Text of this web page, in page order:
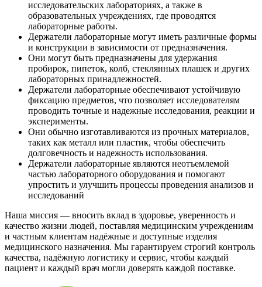
исследовательских лабораториях, а также в
образовательных учреждениях, где проводятся
лабораторные работы.
Держатели лабораторные могут иметь различные формы
и конструкции в зависимости от предназначения.
Они могут быть предназначены для удержания
пробирок, пипеток, колб, стеклянных плашек и других
лабораторных принадлежностей.
Держатели лабораторные обеспечивают устойчивую
фиксацию предметов, что позволяет исследователям
проводить точные и надежные исследования, реакции и
эксперименты.
Они обычно изготавливаются из прочных материалов,
таких как металл или пластик, чтобы обеспечить
долговечность и надежность использования.
Держатели лабораторные являются неотъемлемой
частью лабораторного оборудования и помогают
упростить и улучшить процессы проведения анализов и
исследований
Наша миссия — вносить вклад в здоровье, уверенность и
качество жизни людей, поставляя медицинским учреждениям
и частным клиентам надёжные и доступные изделия
медицинского назначения. Мы гарантируем строгий контроль
качества, надёжную логистику и сервис, чтобы каждый
пациент и каждый врач могли доверять каждой поставке.